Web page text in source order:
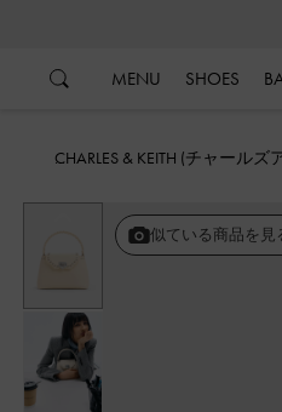
MENU SHOES
CHARLES & KEITH (チャール
似ている商品を見